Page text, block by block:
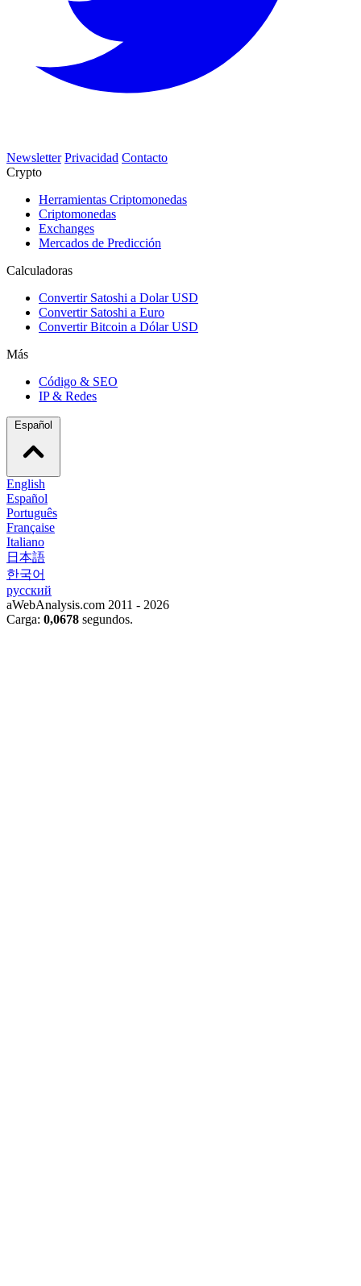
Newsletter Privacidad Contacto
Crypto
Herramientas Criptomonedas
Criptomonedas
Exchanges
Mercados de Predicción
Calculadoras
Convertir Satoshi a Dolar USD
Convertir Satoshi a Euro
Convertir Bitcoin a Dólar USD
Más
Código & SEO
IP & Redes
English
Español
Português
Française
Italiano
日本語
한국어
русский
aWebAnalysis.com 2011 - 2026
Carga: 0,0678 segundos.